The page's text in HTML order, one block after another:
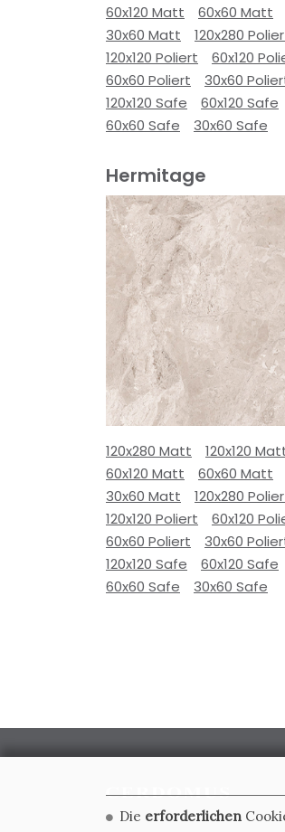
60x120 Matt
60x60 Matt
30x60 Matt
120x280
120x120 Poliert
60x120
60x60 Poliert
30x60
120x120 Safe
60x120 Safe
60x60 Safe
30x60 Safe
Hermitage
120x280 Matt
120x120
60x120 Matt
60x60 Matt
30x60 Matt
120x280
120x120 Poliert
60x120
60x60 Poliert
30x60
120x120 Safe
60x120 Safe
60x60 Safe
30x60 Safe
Die erforderlichen